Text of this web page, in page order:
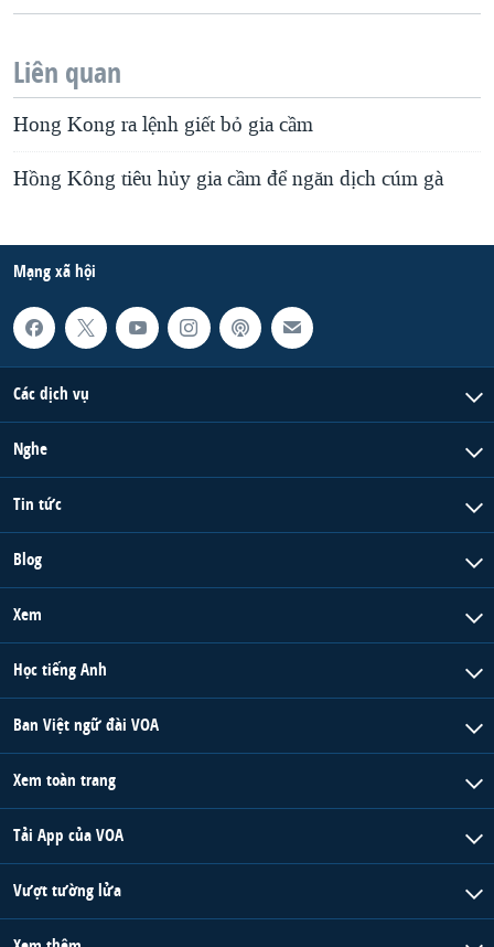
Liên quan
Hong Kong ra lệnh giết bỏ gia cầm
Hồng Kông tiêu hủy gia cầm để ngăn dịch cúm gà
Mạng xã hội
Các dịch vụ
Nghe
Tin tức
Blog
Xem
Học tiếng Anh
Ban Việt ngữ đài VOA
Xem toàn trang
Tải App của VOA
Vượt tường lửa